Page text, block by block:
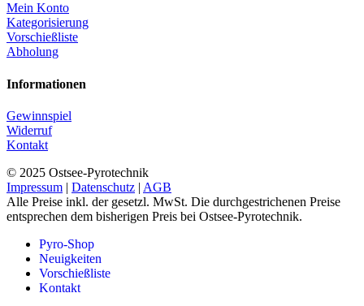
Mein Konto
Kategorisierung
Vorschießliste
Abholung
Informationen
Gewinnspiel
Widerruf
Kontakt
© 2025 Ostsee-Pyrotechnik
Impressum | Datenschutz | AGB
Alle Preise inkl. der gesetzl. MwSt. Die durchgestrichenen Preise
entsprechen dem bisherigen Preis bei Ostsee-Pyrotechnik.
Pyro-Shop
Neuigkeiten
Vorschießliste
Kontakt